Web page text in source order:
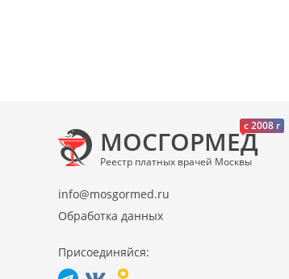
c 2008 г
МОСГОРМЕД
Реестр платных врачей Москвы
info@mosgormed.ru
Обработка данных
Присоединяйся: